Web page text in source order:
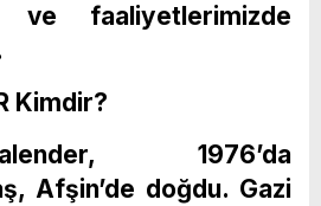
ve faaliyetlerimizde
Kimdir?
1976’da
Afşin’de doğdu. Gazi